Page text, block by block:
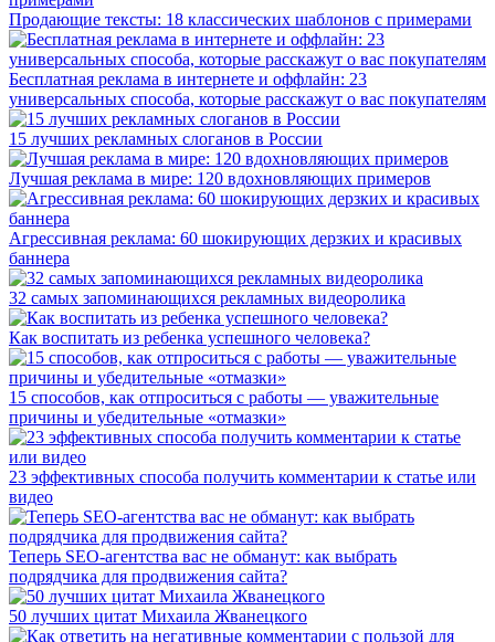
Продающие тексты: 18 классических шаблонов с примерами
Бесплатная реклама в интернете и оффлайн: 23
универсальных способа, которые расскажут о вас покупателям
15 лучших рекламных слоганов в России
Лучшая реклама в мире: 120 вдохновляющих примеров
Агрессивная реклама: 60 шокирующих дерзких и красивых
баннера
32 самых запоминающихся рекламных видеоролика
Как воспитать из ребенка успешного человека?
15 способов, как отпроситься с работы — уважительные
причины и убедительные «отмазки»
23 эффективных способа получить комментарии к статье или
видео
Теперь SEO-агентства вас не обманут: как выбрать
подрядчика для продвижения сайта?
50 лучших цитат Михаила Жванецкого